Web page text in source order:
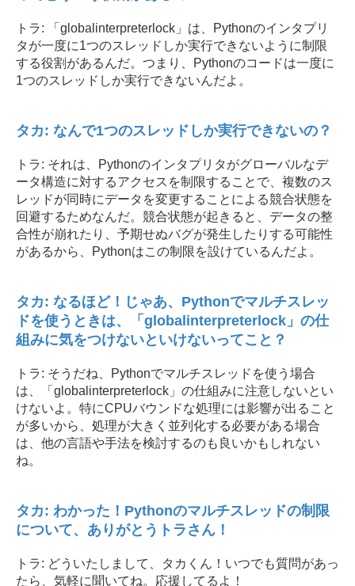
トラ: 「globalinterpreterlock」は、Pythonのインタプリ
タが一度に1つのスレッドしか実行できないように制限
する役割があるんだ。つまり、Pythonのコードは一度に
1つのスレッドしか実行できないんだよ。
タカ: なんで1つのスレッドしか実行できないの？
トラ: それは、Pythonのインタプリタがグローバルなデ
ータ構造に対するアクセスを制限することで、複数のス
レッドが同時にデータを変更することによる競合状態を
回避するためなんだ。競合状態が起きると、データの整
合性が崩れたり、予期せぬバグが発生したりする可能性
があるから、Pythonはこの制限を設けているんだよ。
タカ: なるほど！じゃあ、Pythonでマルチスレッ
ドを使うときは、「globalinterpreterlock」の仕
組みに気をつけないといけないってこと？
トラ: そうだね、Pythonでマルチスレッドを使う場合
は、「globalinterpreterlock」の仕組みに注意しないとい
けないよ。特にCPUバウンドな処理には影響が出ること
が多いから、処理が大きく並列化する必要がある場合
は、他の言語や手法を検討するのも良いかもしれない
ね。
タカ: わかった！Pythonのマルチスレッドの制限
について、ありがとうトラさん！
トラ: どういたしまして、タカくん！いつでも質問があっ
たら、気軽に聞いてね。応援してるよ！